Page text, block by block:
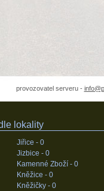
provozovatel serveru -
lokality
Jiřice - 0
Jizbice - 0
Kamenné Zboží - 0
Kněžice - 0
Kněžičky - 0